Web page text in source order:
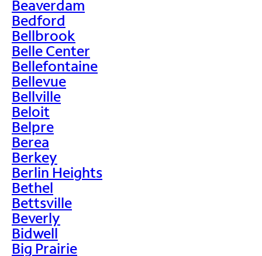
Beaverdam
Bedford
Bellbrook
Belle Center
Bellefontaine
Bellevue
Bellville
Beloit
Belpre
Berea
Berkey
Berlin Heights
Bethel
Bettsville
Beverly
Bidwell
Big Prairie